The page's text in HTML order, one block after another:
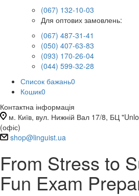
(067) 132-10-03
Для оптових замовлень:
(067) 487-31-41
(050) 407-63-83
(093) 170-26-04
(044) 599-32-28
Список бажань0
Кошик0
Контактна інформація
м. Київ, вул. Нижній Вал 17/8, БЦ
(офіс)
shop@linguist.ua
From Stress to
Fun Exam